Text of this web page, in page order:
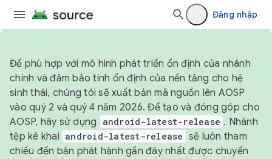
Đăng nhập
Để phù hợp với mô hình phát triển ổn định của nhánh
chính và đảm bảo tính ổn định của nền tảng cho hệ
sinh thái, chúng tôi sẽ xuất bản mã nguồn lên AOSP
vào quý 2 và quý 4 năm 2026. Để tạo và đóng góp cho
AOSP, hãy sử dụng
android-latest-release . Nhánh
tệp kê khai android-latest-release sẽ luôn tham
chiếu đến bản phát hành gần đây nhất được chuyển